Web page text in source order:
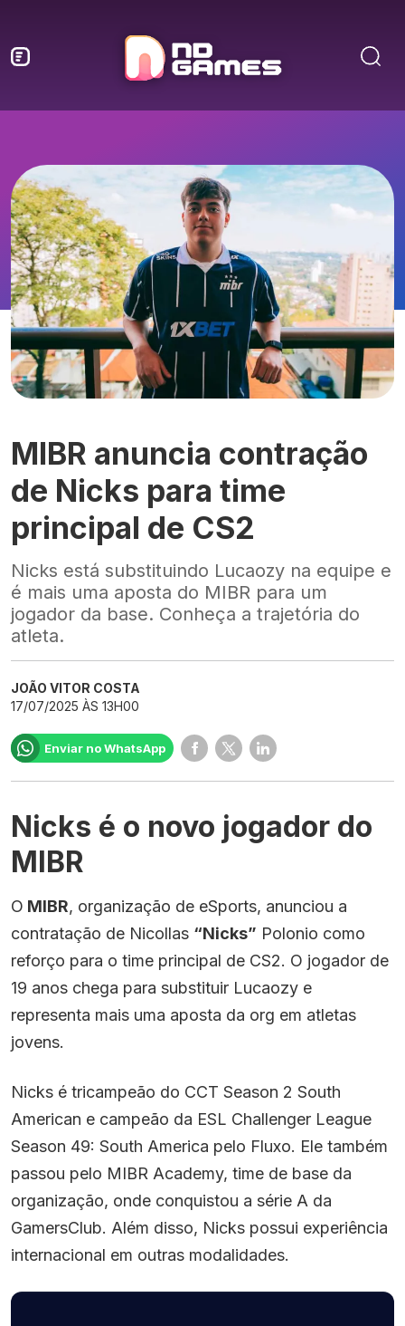
MIBR anuncia contração
de Nicks para time
principal de CS2
Nicks está substituindo Lucaozy na equipe e
é mais uma aposta do MIBR para um
jogador da base. Conheça a trajetória do
atleta.
JOÃO VITOR COSTA
17/07/2025 ÀS 13H00
Enviar no WhatsApp
Nicks é o novo jogador do
MIBR
O MIBR, organização de eSports, anunciou a
contratação de Nicollas “Nicks” Polonio como
reforço para o time principal de CS2. O jogador de
19 anos chega para substituir Lucaozy e
representa mais uma aposta da org em atletas
jovens.
Nicks é tricampeão do CCT Season 2 South
American e campeão da ESL Challenger League
Season 49: South America pelo Fluxo. Ele também
passou pelo MIBR Academy, time de base da
organização, onde conquistou a série A da
GamersClub. Além disso, Nicks possui experiência
internacional em outras modalidades.